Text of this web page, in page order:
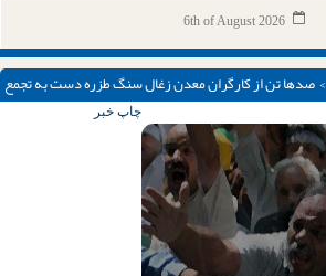
6th of August 2026
> صدها تن از کارگران معدن زغال سنگ طزره دست به تجمع
چاپ خبر